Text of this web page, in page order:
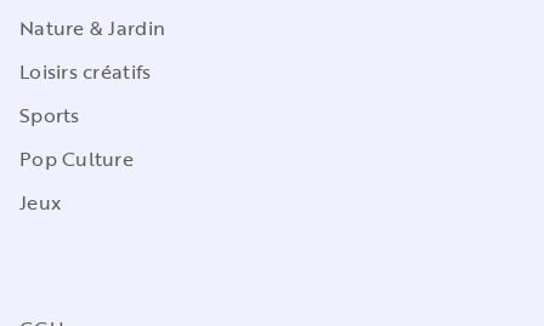
Nature & Jardin
Loisirs créatifs
Sports
Pop Culture
Jeux